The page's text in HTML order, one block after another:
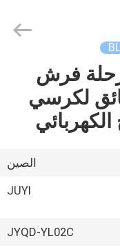
3 المرحلة فرش
لكرسي
الصين
JUYI
JYQD-YL02C